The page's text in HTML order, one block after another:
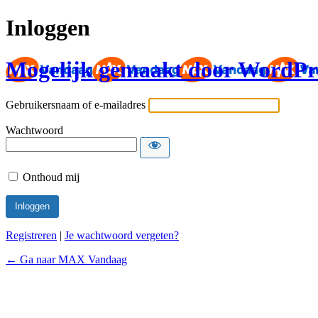
Inloggen
Mogelijk gemaakt door
Gebruikersnaam of e-mailadres
Wachtwoord
Onthoud mij
Registreren | Je wachtwoord vergeten?
← Ga naar MAX Vandaag